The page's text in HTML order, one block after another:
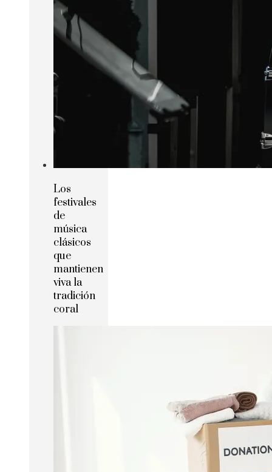
Los
festivales
de
música
clásicos
que
mantienen
viva la
tradición
coral